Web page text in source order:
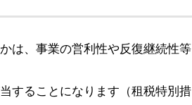
は、事業の営利性や反復継続性等
することになります（租税特別措